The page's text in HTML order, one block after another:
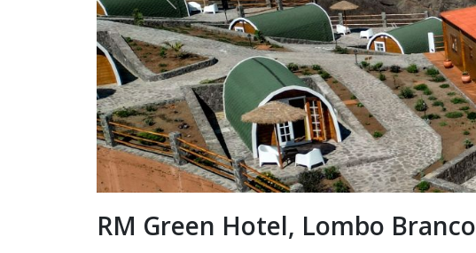
Previous
RM Green Hotel, Lombo Branco